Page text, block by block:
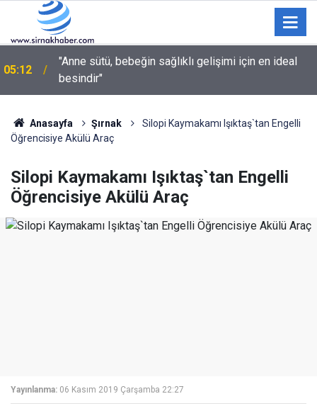
05:12
"Anne sütü, bebeğin sağlıklı gelişimi için en ideal
besindir"
03:35 Sulama kanalına giren genç hayatını kaybetti
Anasayfa Şırnak
Silopi Kaymakamı Işıktaş`tan Engelli
Öğrencisiye Akülü Araç
Silopi Kaymakamı Işıktaş`tan Engelli
Öğrencisiye Akülü Araç
Yayınlanma: 06 Kasım 2019 Çarşamba 22:27